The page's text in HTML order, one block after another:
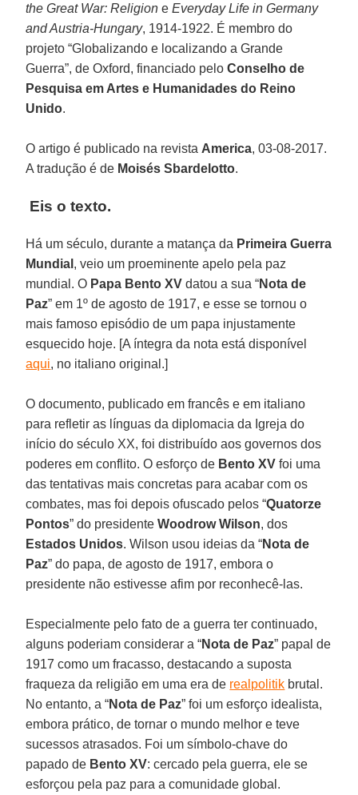
the Great War: ReligioneEveryday Life in Germany
and Austria-Hungary, 1914-1922. É membro do
projeto “Globalizando e localizando a Grande
Guerra”, de Oxford, financiado pelo Conselho de
Pesquisa em Artes e Humanidades do Reino
Unido.
O artigo é publicado na revista America, 03-08-2017.
A tradução é de Moisés Sbardelotto.
Eis o texto.
Há um século, durante a matança da Primeira Guerra
Mundial , veio um proeminente apelo pela paz
mundial. O Papa Bento XV datou a sua “Nota de
Paz” em 1º de agosto de 1917, e esse se tornou o
mais famoso episódio de um papa injustamente
esquecido hoje. [A íntegra da nota está disponível
aqui, no italiano original.]
O documento, publicado em francês e em italiano
para refletir as línguas da diplomacia da Igreja do
início do século XX, foi distribuído aos governos dos
poderes em conflito. O esforço de Bento XV foi uma
das tentativas mais concretas para acabar com os
combates, mas foi depois ofuscado pelos “Quatorze
Pontos” do presidenteWoodrow Wilson, dos
Estados Unidos. Wilson usou ideias da “Nota de
Paz” do papa, de agosto de 1917, embora o
presidente não estivesse afim por reconhecê-las.
Especialmente pelo fato de a guerra ter continuado,
alguns poderiam considerar a “Nota de Paz” papal de
1917 como um fracasso, destacando a suposta
fraqueza da religião em uma era de realpolitik brutal.
No entanto, a “Nota de Paz” foi um esforço idealista,
embora prático, de tornar o mundo melhor e teve
sucessos atrasados. Foi um símbolo-chave do
papado de Bento XV: cercado pela guerra, ele se
esforçou pela paz para a comunidade global.